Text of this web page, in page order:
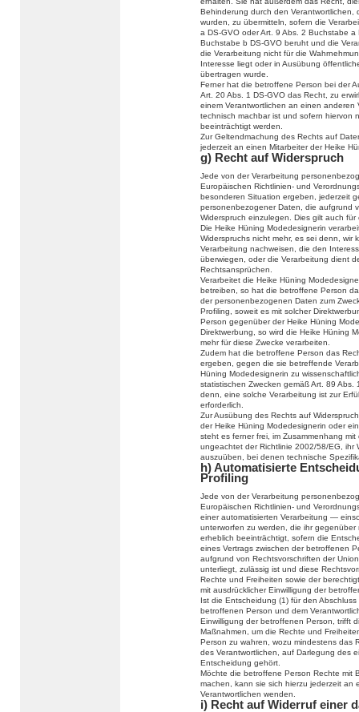
Behinderung durch den
wurden, zu übermitteln, sofern die
a DS-GVO oder Art. 9 Abs. 2 Buchstabe
Buchstabe b DS-GVO beruht und die
die Verarbeitung nicht für die
Interesse liegt oder in Ausübung
übertragen wurde.
Ferner hat die betroffene Person bei der
Art. 20 Abs. 1 DS-GVO das Recht, zu
einem Verantwortlichen an einen anderen
technisch machbar ist und sofern hiervon
beeinträchtigt werden.
Zur Geltendmachung des Rechts auf
jederzeit an einen Mitarbeiter der Heike
g) Recht auf Widerspruch
Jede von der Verarbeitung
Europäischen Richtlinien- und
besonderen Situation ergeben, jederzeit
personenbezogener Daten, die aufgrund
Widerspruch einzulegen. Dies gilt auch
Die Heike Hüning Modedesignerin
Widerspruchs nicht mehr, es sei denn,
Verarbeitung nachweisen, die den
überwiegen, oder die Verarbeitung dient
Rechtsansprüchen.
Verarbeitet die Heike Hüning
betreiben, so hat die betroffene Person
der personenbezogenen Daten zum
Profiling, soweit es mit solcher
Person gegenüber der Heike Hüning
Direktwerbung, so wird die Heike Hüning
mehr für diese Zwecke verarbeiten.
Zudem hat die betroffene Person das
ergeben, gegen die sie betreffende
Hüning Modedesignerin zu
statistischen Zwecken gemäß Art. 89
denn, eine solche Verarbeitung ist zur
erforderlich.
Zur Ausübung des Rechts auf
der Heike Hüning Modedesignerin oder
steht es ferner frei, im Zusammenhang
ungeachtet der Richtlinie 2002/58/EG, ihr
auszuüben, bei denen technische
h) Automatisierte
Profiling
Jede von der Verarbeitung
Europäischen Richtlinien- und
einer automatisierten Verarbeitung —
unterworfen zu werden, die ihr
erheblich beeinträchtigt, sofern die
eines Vertrags zwischen der betroffenen
aufgrund von Rechtsvorschriften der
unterliegt, zulässig ist und diese
Rechte und Freiheiten sowie der
mit ausdrücklicher Einwilligung der
Ist die Entscheidung (1) für den
betroffenen Person und dem
Einwilligung der betroffenen Person, trifft
Maßnahmen, um die Rechte und
Person zu wahren, wozu mindestens das
des Verantwortlichen, auf Darlegung des
Entscheidung gehört.
Möchte die betroffene Person Rechte mit
machen, kann sie sich hierzu jederzeit an
Verantwortlichen wenden.
i) Recht auf Widerruf einer